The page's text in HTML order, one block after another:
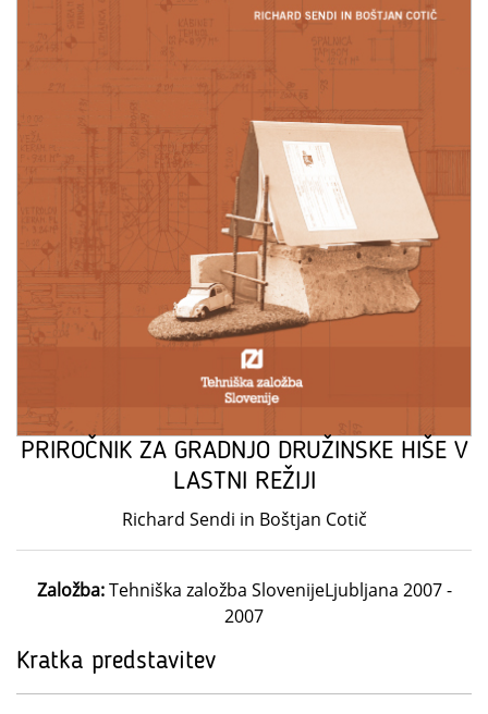
PRIROČNIK ZA GRADNJO DRUŽINSKE HIŠE V
LASTNI REŽIJI
Richard Sendi in Boštjan Cotič
Založba:Tehniška založba SlovenijeLjubljana 2007 -
2007
Kratka predstavitev